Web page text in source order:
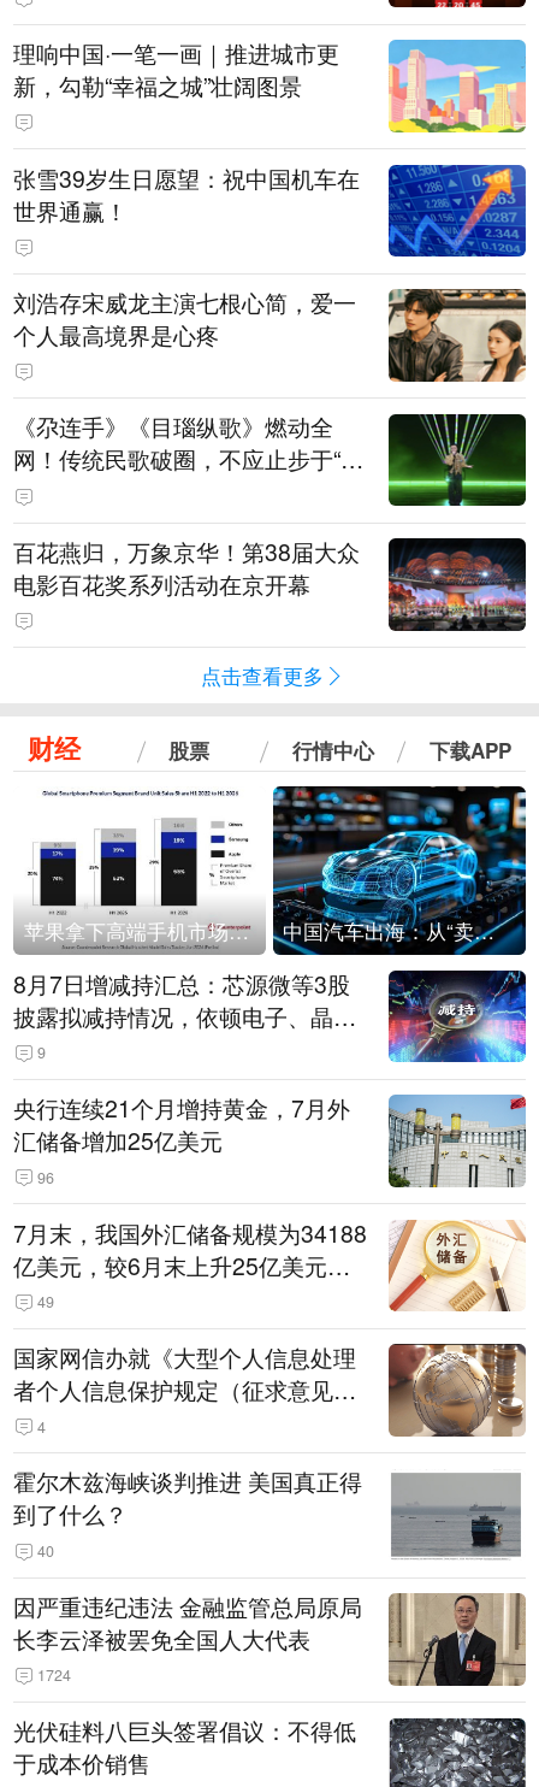
理响中国·一笔一画｜推进城市更
新，勾勒“幸福之城”壮阔图景
张雪39岁生日愿望：祝中国机车在
世界通赢！
刘浩存宋威龙主演七根心简，爱一
个人最高境界是心疼
《尕连手》《目瑙纵歌》燃动全
网！传统民歌破圈，不应止步于“上
头”
百花燕归，万象京华！第38届大众
电影百花奖系列活动在京开幕
点击查看更多
财经 股票 行情中心 下载APP
苹果拿下高端手机市场65%的份额：iPhone 17系列功不可没 中国汽车出海：从“卖出去”到“走进去”
8月7日增减持汇总：芯源微等3股
披露拟减持情况，依顿电子、晶华
微拟增持（表）
9
央行连续21个月增持黄金，7月外
汇储备增加25亿美元
96
7月末，我国外汇储备规模为34188
亿美元，较6月末上升25亿美元，
升幅为0.07%
49
国家网信办就《大型个人信息处理
者个人信息保护规定（征求意见
稿）》公开征求意见
4
霍尔木兹海峡谈判推进 美国真正得
到了什么？
40
因严重违纪违法 金融监管总局原局
长李云泽被罢免全国人大代表
1724
光伏硅料八巨头签署倡议：不得低
于成本价销售